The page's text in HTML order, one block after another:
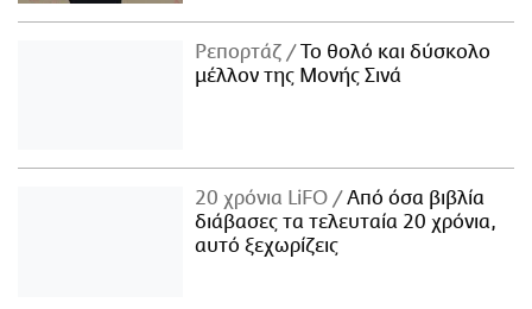
Ρεπορτάζ
Το θολό και δύσκολο
μέλλον της Μονής Σινά
20 χρόνια LiFO
Από όσα βιβλία
διάβασες τα τελευταία 20 χρόνια,
αυτό ξεχωρίζεις